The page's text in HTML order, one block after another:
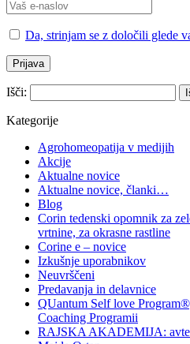
Da, strinjam se z določili glede
Išči:
Kategorije
Agrohomeopatija v medijih
Akcije
Aktualne novice
Aktualne novice, članki…
Blog
Corin tedenski opomnik za
vrtnine, za okrasne rastline
Corine e – novice
Izkušnje uporabnikov
Neuvrščeni
Predavanja in delavnice
QUantum Self love
Coaching Programii
RAJSKA AKADEMIJA: